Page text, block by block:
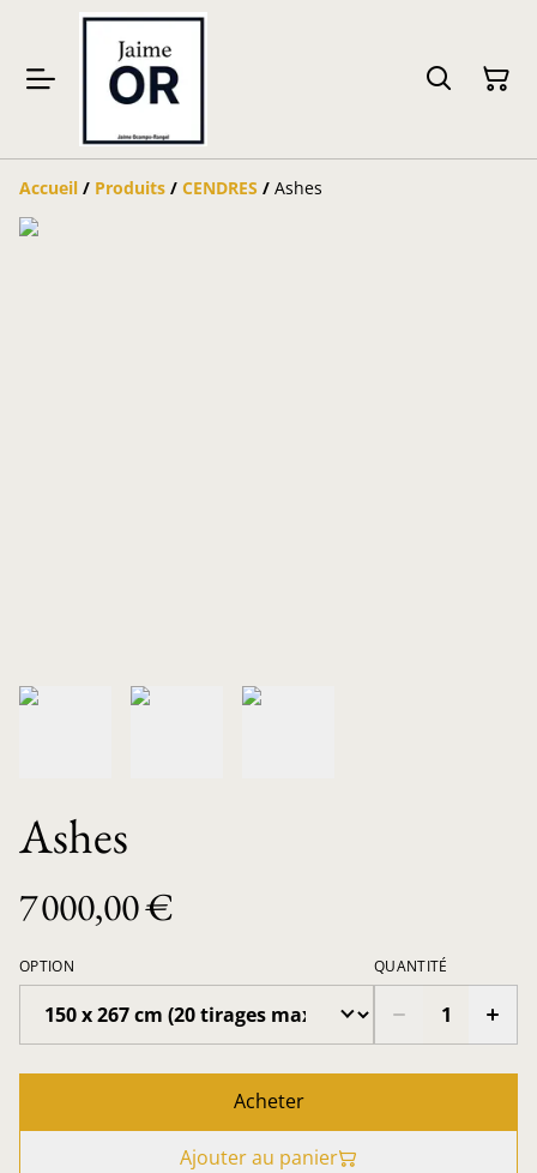
Accueil / Produits / CENDRES / Ashes
Ashes
7 000,00 €
OPTION QUANTITÉ
Acheter
Ajouter au panier